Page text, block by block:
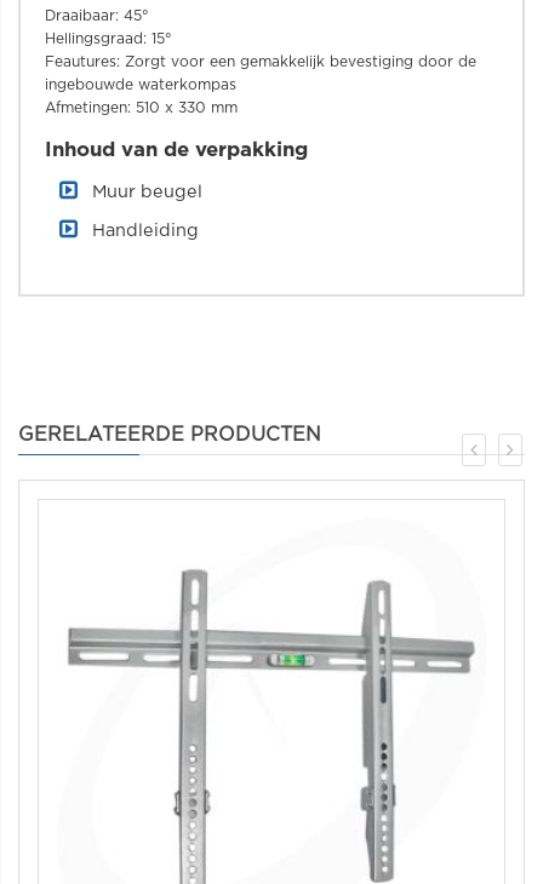
Draaibaar: 45°
Hellingsgraad: 15°
Feautures: Zorgt voor een gemakkelijk bevestiging door de
ingebouwde waterkompas
Afmetingen: 510 x 330 mm
Inhoud van de verpakking
Muur beugel
Handleiding
GERELATEERDE PRODUCTEN